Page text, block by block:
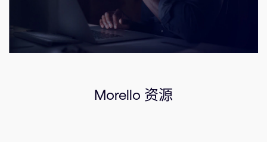
Morello 资源